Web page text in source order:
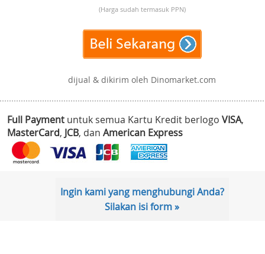
(Harga sudah termasuk PPN)
dijual & dikirim oleh Dinomarket.com
Full Payment untuk semua Kartu Kredit berlogo VISA,
MasterCard, JCB, dan American Express
Ingin kami yang menghubungi Anda?
Silakan isi form »